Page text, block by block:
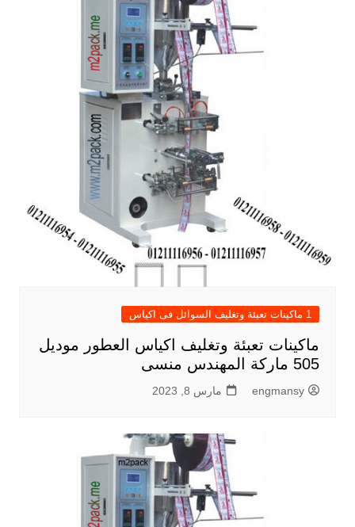
1 ماكينات تعبئة وتغليف السوائل فى اكياس
ماكينات تعبئة وتغليف اكياس العطور موديل
505 ماركة المهندس منسى
engmansy مارس 8, 2023